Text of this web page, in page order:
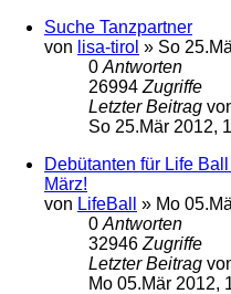
Suche Tanzpartner
von lisa-tirol » So
0 Antworten
26994 Zugriffe
Letzter Beitrag
So 25.Mär 2012,
Debütanten für Life
März!
von LifeBall » Mo
0 Antworten
32946 Zugriffe
Letzter Beitrag
Mo 05.Mär 2012,